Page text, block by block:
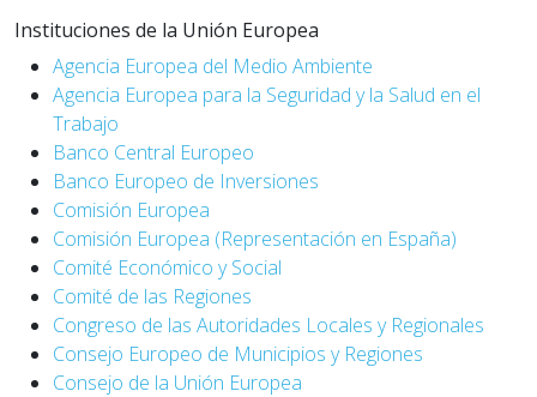
Instituciones de la Unión Europea
Agencia Europea del Medio Ambiente
Agencia Europea para la Seguridad y la Salud en el
Trabajo
Banco Central Europeo
Banco Europeo de Inversiones
Comisión Europea
Comisión Europea (Representación en España)
Comité Económico y Social
Comité de las Regiones
Congreso de las Autoridades Locales y Regionales
Consejo Europeo de Municipios y Regiones
Consejo de la Unión Europea